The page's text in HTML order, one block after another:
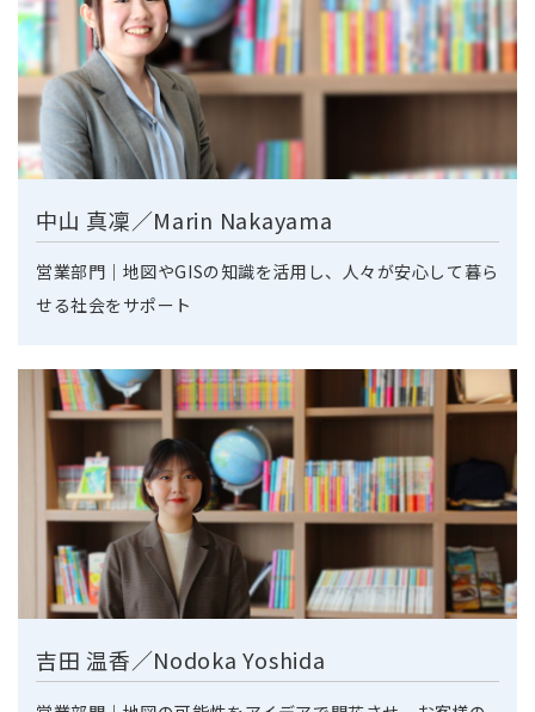
中山 真凜／Marin Nakayama
営業部門｜地図やGISの知識を活用し、人々が安心して暮ら
せる社会をサポート
吉田 温香／Nodoka Yoshida